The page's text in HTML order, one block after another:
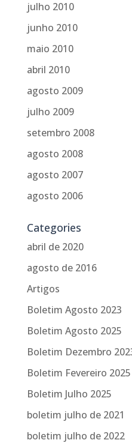
julho 2010
junho 2010
maio 2010
abril 2010
agosto 2009
julho 2009
setembro 2008
agosto 2008
agosto 2007
agosto 2006
Categories
abril de 2020
agosto de 2016
Artigos
Boletim Agosto 2023
Boletim Agosto 2025
Boletim Dezembro
Boletim Fevereiro 2025
Boletim Julho 2025
boletim julho de 2021
boletim julho de 2022